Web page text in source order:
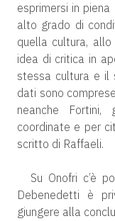
esprimersi in
alto grado di
quella cultura,
idea di critica in
stessa cultura e il
dati sono
neanche
coordinate e per
scritto di Raffaeli.
Su Onofri c’è
Debenedetti è
giungere alla